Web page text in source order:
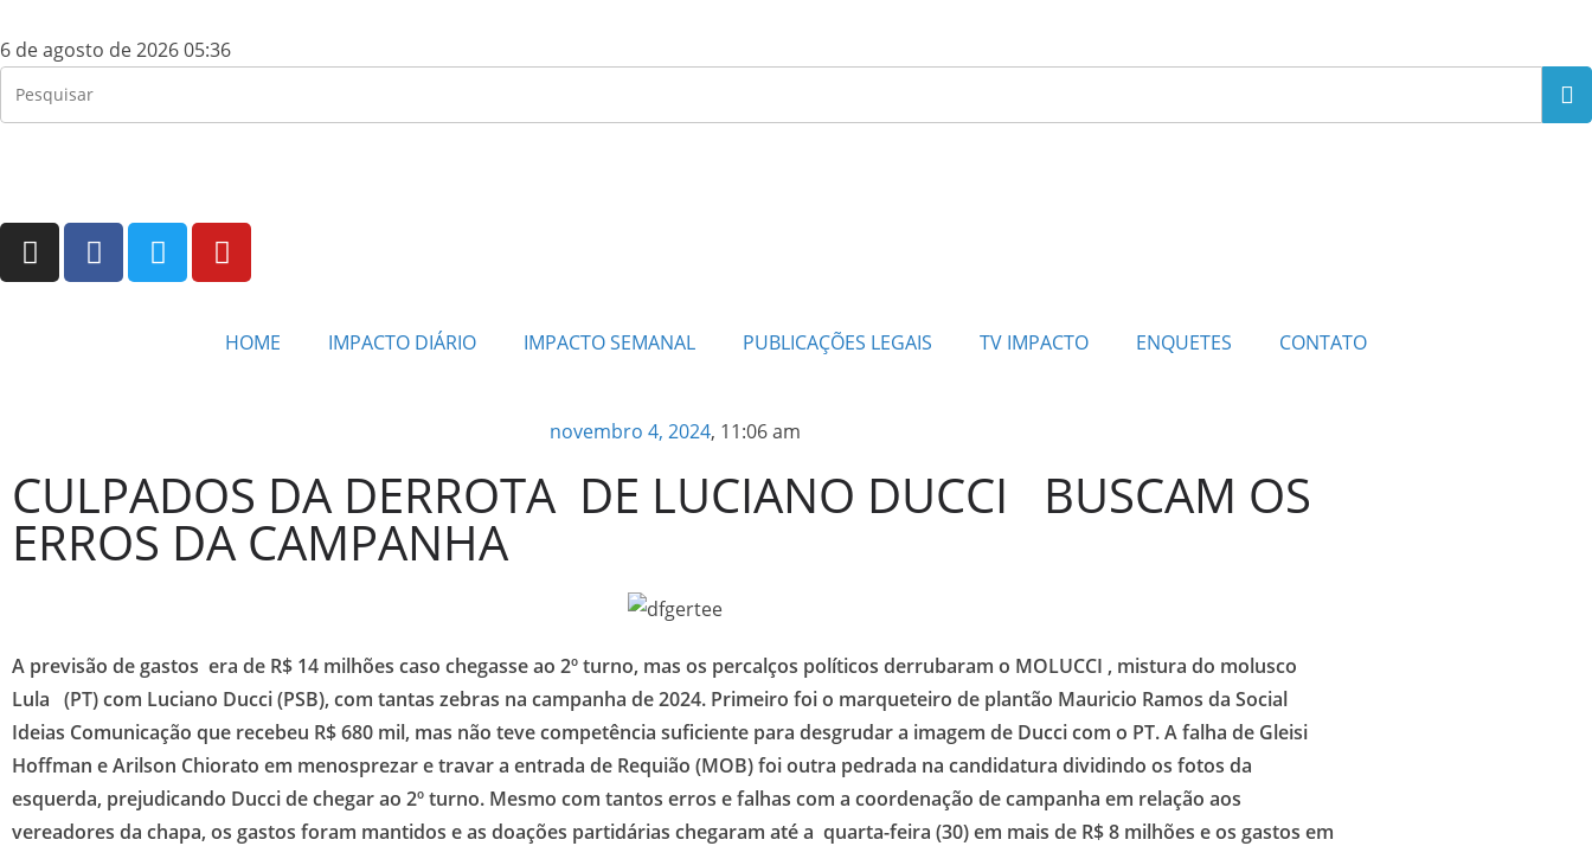
6 de agosto de 2026 05:36
HOME IMPACTO DIÁRIO IMPACTO SEMANAL PUBLICAÇÕES LEGAIS TV IMPACTO ENQUETES CONTATO
novembro 4, 2024, 11:06 am
CULPADOS DA DERROTA DE LUCIANO DUCCI BUSCAM OS
ERROS DA CAMPANHA
A previsão de gastos era de R$ 14 milhões caso chegasse ao 2º turno, mas os percalços políticos derrubaram o MOLUCCI , mistura do molusco
Lula (PT) com Luciano Ducci (PSB), com tantas zebras na campanha de 2024. Primeiro foi o marqueteiro de plantão Mauricio Ramos da Social
Ideias Comunicação que recebeu R$ 680 mil, mas não teve competência suficiente para desgrudar a imagem de Ducci com o PT. A falha de Gleisi
Hoffman e Arilson Chiorato em menosprezar e travar a entrada de Requião (MOB) foi outra pedrada na candidatura dividindo os fotos da
esquerda, prejudicando Ducci de chegar ao 2º turno. Mesmo com tantos erros e falhas com a coordenação de campanha em relação aos
vereadores da chapa, os gastos foram mantidos e as doações partidárias chegaram até a quarta-feira (30) em mais de R$ 8 milhões e os gastos em